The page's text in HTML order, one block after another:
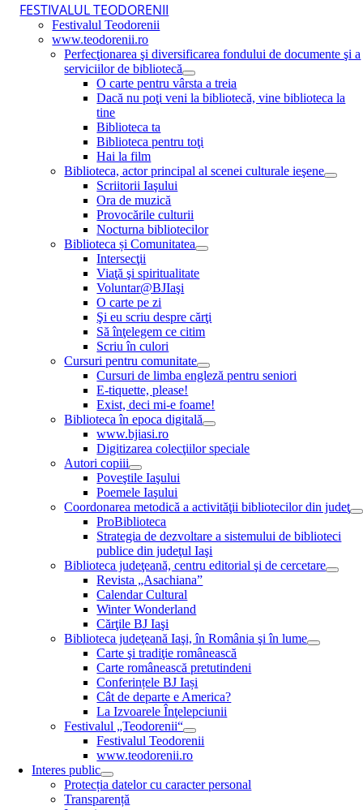
FESTIVALUL TEODORENII
Festivalul Teodorenii
www.teodorenii.ro
Perfecţionarea şi diversificarea fondului de documente şi a
serviciilor de bibliotecă
O carte pentru vârsta a treia
Dacă nu poţi veni la bibliotecă, vine biblioteca la
tine
Biblioteca ta
Biblioteca pentru toţi
Hai la film
Biblioteca, actor principal al scenei culturale ieşene
Scriitorii Iaşului
Ora de muzică
Provocările culturii
Nocturna bibliotecilor
Biblioteca și Comunitatea
Intersecţii
Viaţă şi spiritualitate
Voluntar@BJIaşi
O carte pe zi
Şi eu scriu despre cărţi
Să înţelegem ce citim
Scriu în culori
Cursuri pentru comunitate
Cursuri de limba engleză pentru seniori
E-tiquette, please!
Exist, deci mi-e foame!
Biblioteca în epoca digitală
www.bjiasi.ro
Digitizarea colecţiilor speciale
Autori copiii
Poveştile Iaşului
Poemele Iaşului
Coordonarea metodică a activităţii bibliotecilor din judeţ
ProBiblioteca
Strategia de dezvoltare a sistemului de biblioteci
publice din judeţul Iaşi
Biblioteca judeţeană, centru editorial şi de cercetare
Revista „Asachiana”
Calendar Cultural
Winter Wonderland
Cărţile BJ Iaşi
Biblioteca judeţeană Iaşi, în România şi în lume
Carte şi tradiţie românească
Carte românească pretutindeni
Conferințele BJ Iași
Cât de departe e America?
La Izvoarele Înţelepciunii
Festivalul „Teodorenii“
Festivalul Teodorenii
www.teodorenii.ro
Interes public
Protecția datelor cu caracter personal
Transparență